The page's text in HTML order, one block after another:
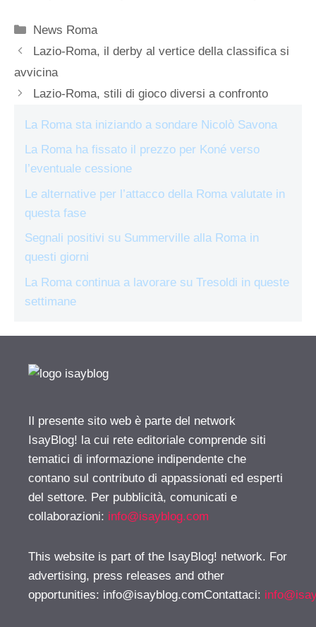
Categorie
News Roma
Lazio-Roma, il derby al vertice della classifica si
avvicina
Lazio-Roma, stili di gioco diversi a confronto
La Roma sta iniziando a sondare Nicolò Savona
La Roma ha fissato il prezzo per Koné verso
l’eventuale cessione
Le alternative per l’attacco della Roma valutate in
questa fase
Segnali positivi su Summerville alla Roma in
questi giorni
La Roma continua a lavorare su Tresoldi in queste
settimane
Il presente sito web è parte del network
IsayBlog! la cui rete editoriale comprende siti
tematici di informazione indipendente che
contano sul contributo di appassionati ed esperti
del settore. Per pubblicità, comunicati e
collaborazioni: info@isayblog.com
This website is part of the IsayBlog! network. For
advertising, press releases and other
opportunities: info@isayblog.comContattaci: